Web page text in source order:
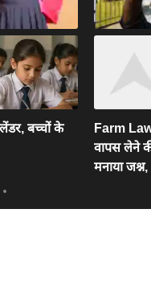
बच्चों के
Farm
वापस लेने
मनाया